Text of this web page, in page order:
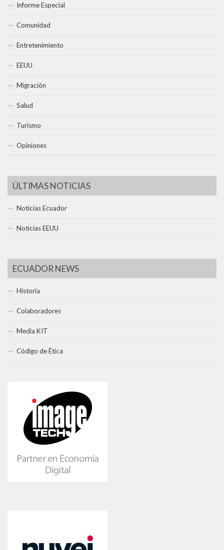
Informe Especial
Comunidad
Entretenimiento
EEUU
Migración
Salud
Turismo
Opiniones
ÚLTIMAS NOTICIAS
Noticias Ecuador
Noticias EEUU
ECUADOR NEWS
Historia
Colaboradores
Media KIT
Código de Ética